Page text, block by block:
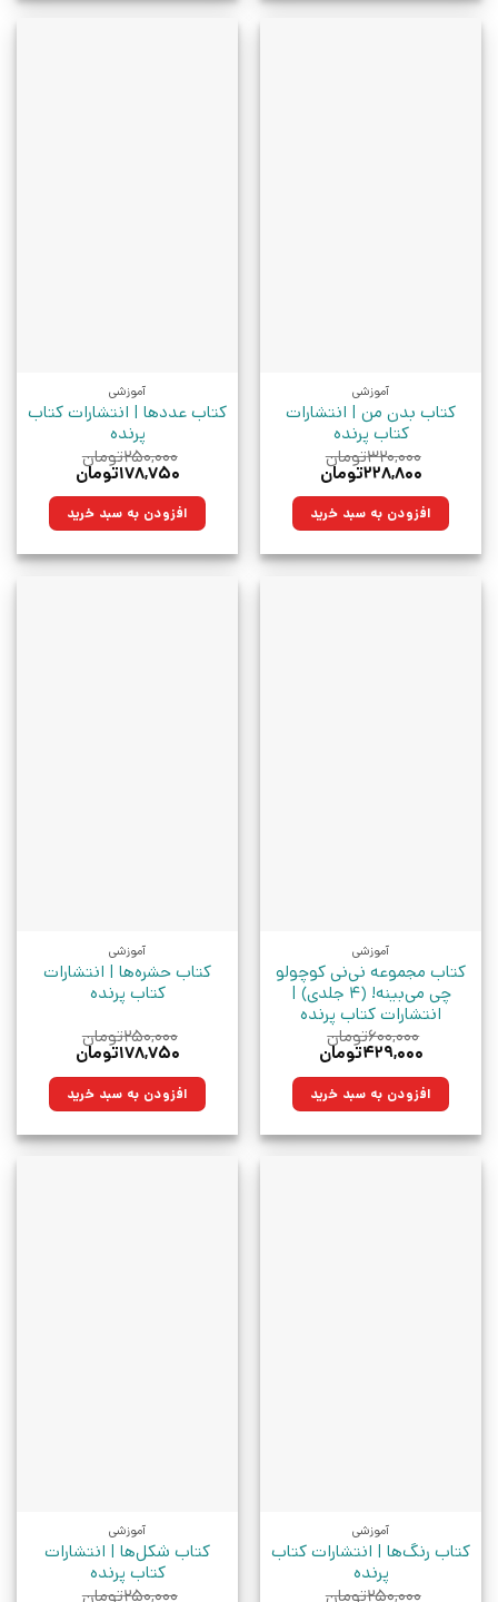
آموزشی
کتاب بدن من | انتشارات
کتاب پرنده
۳۲۰,۰۰۰تومان
قیمت
۳۲۰,۰۰۰تومان
بود.
۲۲۸,۸۰۰تومان
۲۲۸,۸۰۰تومان.افزودن به سبد خرید
آموزشی
کتاب عددها | انتشارات کتاب
پرنده
۲۵۰,۰۰۰تومان
قیمت
۲۵۰,۰۰۰تومان
بود.
۱۷۸,۷۵۰تومان
۱۷۸,۷۵۰تومان.افزودن به سبد خرید
آموزشی
کتاب مجموعه نی‌نی کوچولو
چی می‌بینه! (4 جلدی) |
انتشارات کتاب پرنده
۶۰۰,۰۰۰تومان
قیمت
۶۰۰,۰۰۰تومان
بود.
۴۲۹,۰۰۰تومان
۴۲۹,۰۰۰تومان.افزودن به سبد خرید
آموزشی
کتاب حشره‌ها | انتشارات
کتاب پرنده
۲۵۰,۰۰۰تومان
قیمت
۲۵۰,۰۰۰تومان
بود.
۱۷۸,۷۵۰تومان
۱۷۸,۷۵۰تومان.افزودن به سبد خرید
آموزشی
کتاب رنگ‌ها | انتشارات کتاب
پرنده
۲۵۰,۰۰۰تومان
آموزشی
کتاب شکل‌ها | انتشارات
کتاب پرنده
۲۵۰,۰۰۰تومان